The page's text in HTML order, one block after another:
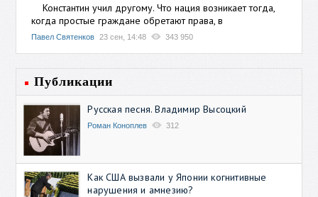
Константин учил другому. Что нация возникает тогда,
когда простые граждане обретают права, в
Павел Святенков 23 сен, 14:48 343 950
Публикации
Русская песня. Владимир Высоцкий
Роман Коноплев 312
Как США вызвали у Японии когнитивные
нарушения и амнезию?